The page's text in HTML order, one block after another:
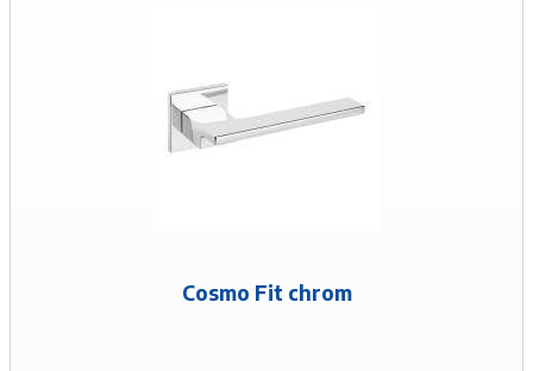
Cosmo Fit chrom